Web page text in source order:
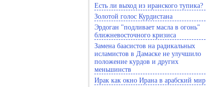
Есть ли выход из иранского тупика?
Золотой голос Курдистана
Эрдоган "подливает масла в огонь"
ближневосточного кризиса
Замена баасистов на радикальных
исламистов в Дамаске не улучшило
положение курдов и других
меньшинств
Ирак как окно Ирана в арабский мир